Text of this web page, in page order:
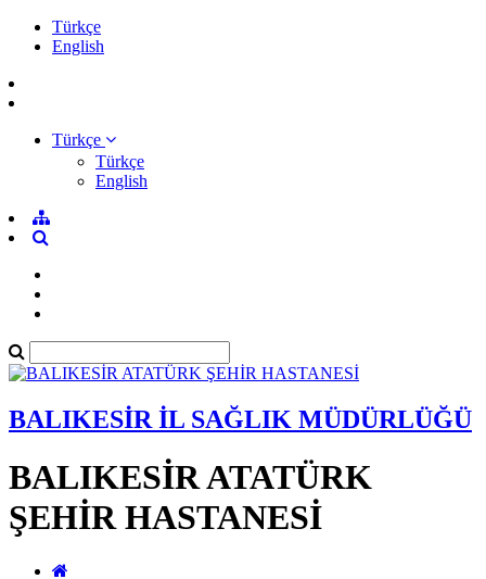
Türkçe
English
Türkçe
Türkçe
English
BALIKESİR İL SAĞLIK MÜDÜRLÜĞÜ
BALIKESİR ATATÜRK
ŞEHİR HASTANESİ